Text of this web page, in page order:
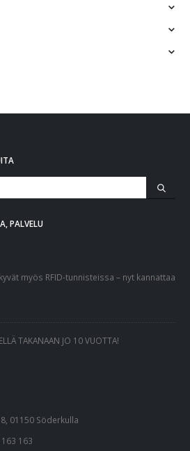
PALVELU
myös RFID-tunnisteissa – nyt kannattaa
TAKANAAN JO 10 VUOTTA!
01150 Söderkulla
163